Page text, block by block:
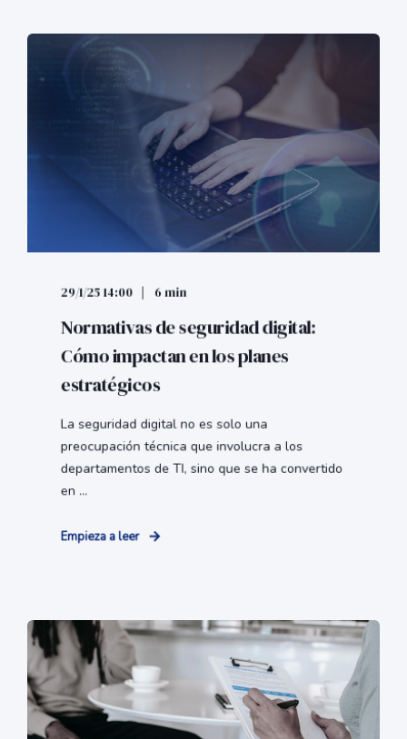
29/1/25 14:00 6 min
Normativas de seguridad digital:
Cómo impactan en los planes
estratégicos
La seguridad digital no es solo una
preocupación técnica que involucra a los
departamentos de TI, sino que se ha convertido
en ...
Empieza a leer